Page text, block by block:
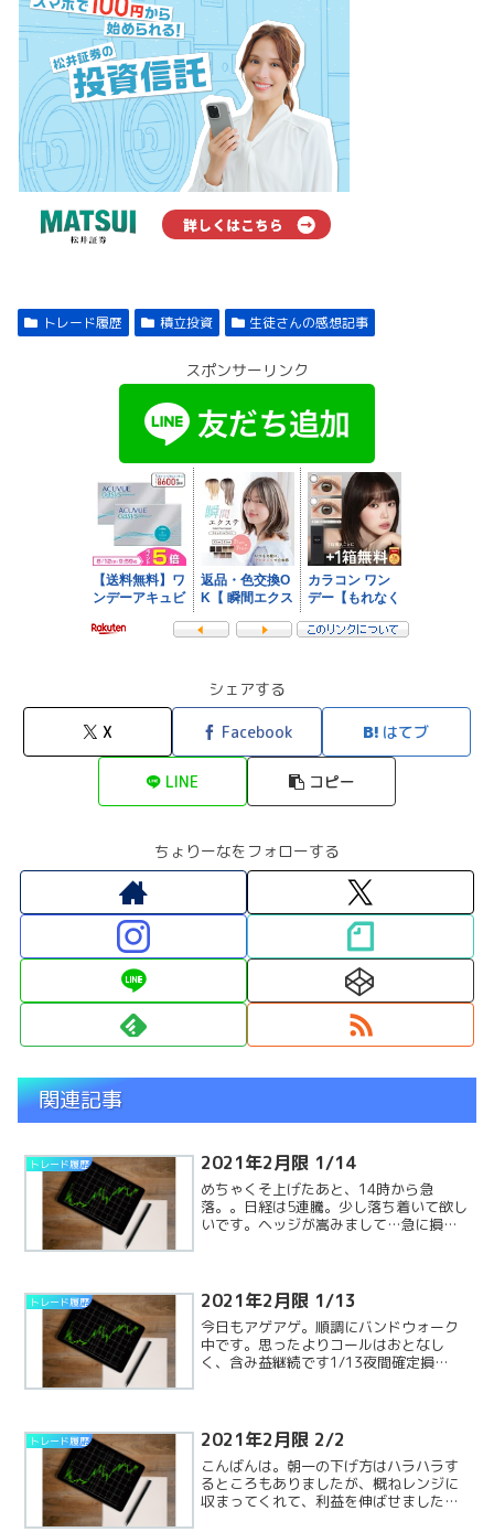
トレード履歴 積立投資 生徒さんの感想記事
スポンサーリンク
シェアする
X Facebook はてブ
LINE コピー
ちょりーなをフォローする
関連記事
トレード履歴 2021年2月限 1/14
めちゃくそ上げたあと、14時から急
落。。日経は5連騰。少し落ち着いて欲し
いです。ヘッジが嵩みまして…急に損失
トレード履歴 2021年2月限 1/13
今日もアゲアゲ。順調にバンドウォーク
中です。思ったよりコールはおとなし
く、含み益継続です1/13夜間確定損
トレード履歴 2021年2月限 2/2
こんばんは。朝一の下げ方はハラハラす
るところもありましたが、概ねレンジに
収まってくれて、利益を伸ばせましたと